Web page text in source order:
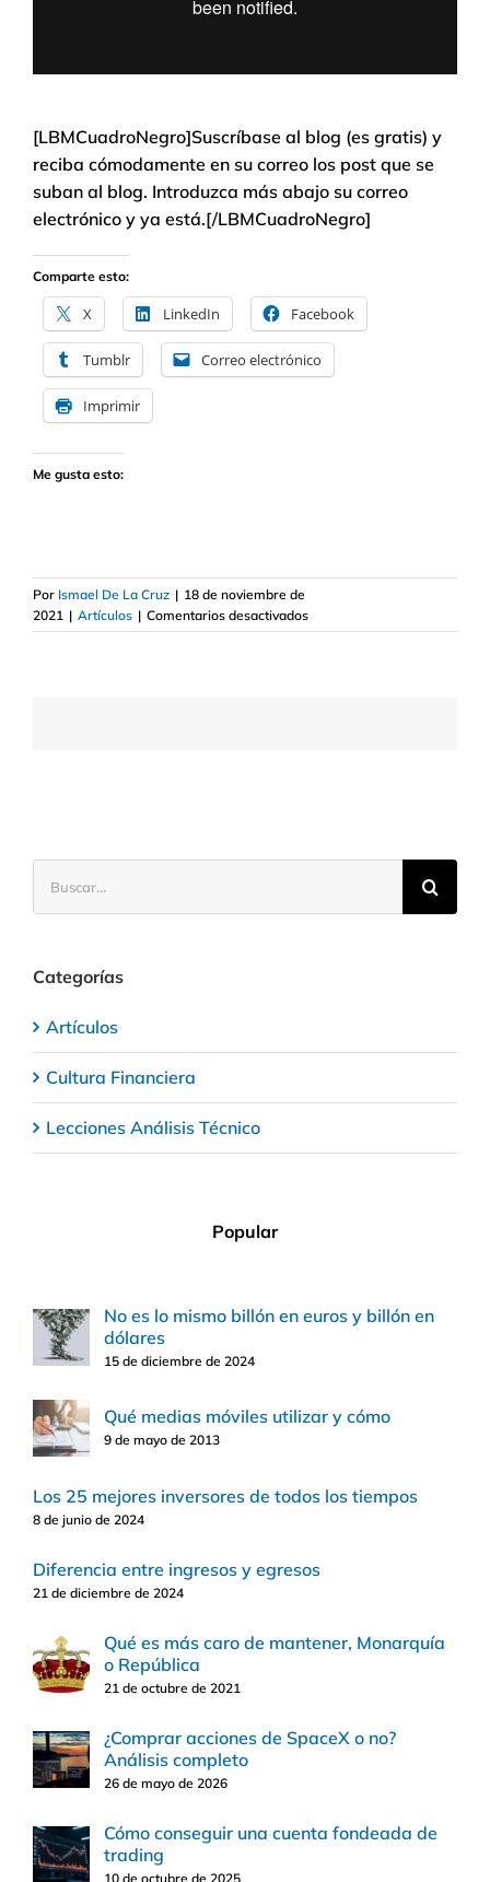
[LBMCuadroNegro]Suscríbase al blog (es gratis) y
reciba cómodamente en su correo los post que se
suban al blog. Introduzca más abajo su correo
electrónico y ya está.[/LBMCuadroNegro]
Comparte esto:
X LinkedIn Facebook
Tumblr Correo electrónico
Imprimir
Me gusta esto:
Por Ismael De La Cruz | 18 de noviembre de
2021 | Artículos | Comentarios desactivadosen
Relación
Categorías
Artículos
Cultura Financiera
Lecciones Análisis Técnico
Popular
No es lo mismo billón en euros y billón en
dólares
15 de diciembre de 2024
Qué medias móviles utilizar y cómo
9 de mayo de 2013
Los 25 mejores inversores de todos los tiempos
8 de junio de 2024
Diferencia entre ingresos y egresos
21 de diciembre de 2024
Qué es más caro de mantener, Monarquía
o República
21 de octubre de 2021
¿Comprar acciones de SpaceX o no?
Análisis completo
26 de mayo de 2026
Cómo conseguir una cuenta fondeada de
trading
10 de octubre de 2025